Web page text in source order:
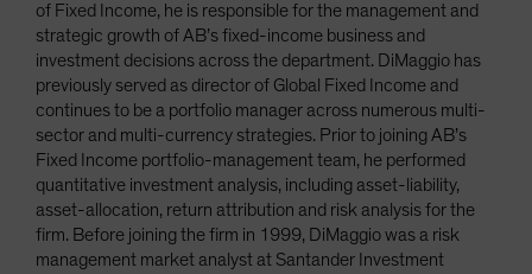
of Fixed Income, he is responsible for the management and
strategic growth of AB’s fixed-income business and
investment decisions across the department. DiMaggio has
previously served as director of Global Fixed Income and
continues to be a portfolio manager across numerous multi-
sector and multi-currency strategies. Prior to joining AB’s
Fixed Income portfolio-management team, he performed
quantitative investment analysis, including asset-liability,
asset-allocation, return attribution and risk analysis for the
firm. Before joining the firm in 1999, DiMaggio was a risk
management market analyst at Santander Investment